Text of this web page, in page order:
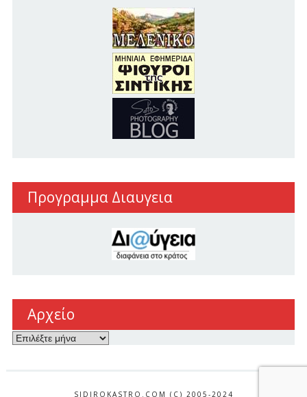
Προγραμμα Διαυγεια
Αρχείο
Αρχείο
SIDIROKASTRO.COM (C) 2005-2024